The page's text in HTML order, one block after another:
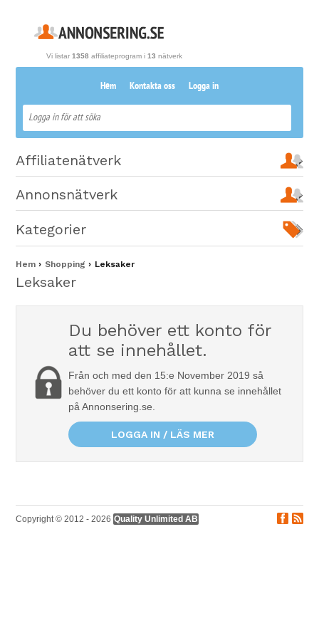
Vi listar1358 affiliateprogram i13 nätverk
Hem Kontakta oss Logga in
Affiliatenätverk
Annonsnätverk
Kategorier
Hem Shopping Leksaker
Leksaker
Du behöver ett konto för
att se innehållet.
Från och med den 15:e November 2019 så
behöver du ett konto för att kunna se innehållet
på Annonsering.se.
LOGGA IN / LÄS MER
Copyright © 2012 - 2026 Quality Unlimited AB